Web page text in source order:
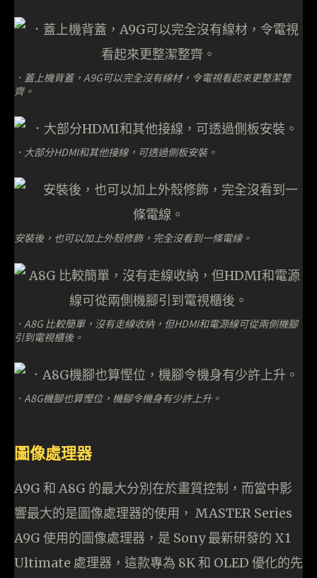
．蓋上機背蓋，A9G可以完全沒有線材，令電視看起來更整潔整
齊。
．大部分HDMI和其他接線，可透過側板安裝。
安裝後，也可以加上外殼修飾，完全沒看到一條電線。
．A8G 比較簡單，沒有走線收納，但HDMI和電源線可從兩側機腳
引到電視櫃後。
．A8G機腳也算慳位，機腳令機身有少許上升。
圖像處理器
A9G 和 A8G 的最大分別在於畫質控制，而當中影
響最大的是圖像處理器的使用， MASTER Series
A9G 使用的圖像處理器，是 Sony 最新研發的 X1
Ultimate 處理器，這款專為 8K 和 OLED 優化的先